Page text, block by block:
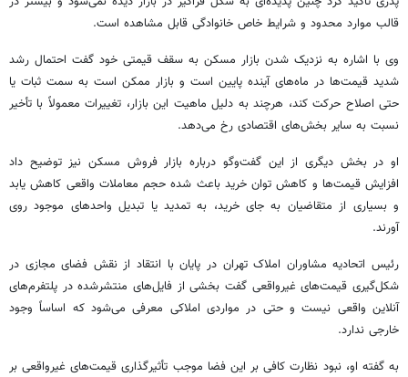
قالب موارد محدود و شرایط خاص خانوادگی قابل مشاهده است.
وی با اشاره به نزدیک شدن بازار مسکن به سقف قیمتی خود گفت احتمال رشد
شدید قیمت‌ها در ماه‌های آینده پایین است و بازار ممکن است به سمت ثبات یا
حتی اصلاح حرکت کند، هرچند به دلیل ماهیت این بازار، تغییرات معمولاً با تأخیر
نسبت به سایر بخش‌های اقتصادی رخ می‌دهد.
او در بخش دیگری از این گفت‌وگو درباره بازار فروش مسکن نیز توضیح داد
افزایش قیمت‌ها و کاهش توان خرید باعث شده حجم معاملات واقعی کاهش یابد
و بسیاری از متقاضیان به جای خرید، به تمدید یا تبدیل واحدهای موجود روی
آورند.
رئیس اتحادیه مشاوران املاک تهران در پایان با انتقاد از نقش فضای مجازی در
شکل‌گیری قیمت‌های غیرواقعی گفت بخشی از فایل‌های منتشرشده در پلتفرم‌های
آنلاین واقعی نیست و حتی در مواردی املاکی معرفی می‌شود که اساساً وجود
خارجی ندارد.
به گفته او، نبود نظارت کافی بر این فضا موجب تأثیرگذاری قیمت‌های غیرواقعی بر